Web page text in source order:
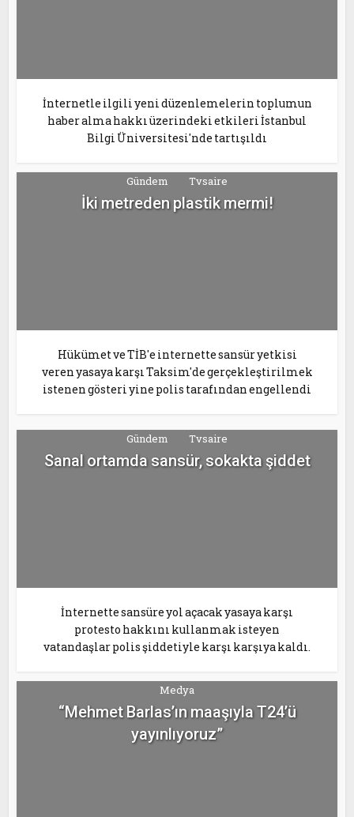
İnternetle ilgili yeni düzenlemelerin toplumun
haber alma hakkı üzerindeki etkileri İstanbul
Bilgi Üniversitesi'nde tartışıldı
Gündem Tvsaire
İki metreden plastik mermi!
Hükümet ve TİB'e internette sansür yetkisi
veren yasaya karşı Taksim'de gerçekleştirilmek
istenen gösteri yine polis tarafından engellendi
Gündem Tvsaire
Sanal ortamda sansür, sokakta şiddet
İnternette sansüre yol açacak yasaya karşı
protesto hakkını kullanmak isteyen
vatandaşlar polis şiddetiyle karşı karşıya kaldı.
Medya
“Mehmet Barlas’ın maaşıyla T24’ü
yayınlıyoruz”